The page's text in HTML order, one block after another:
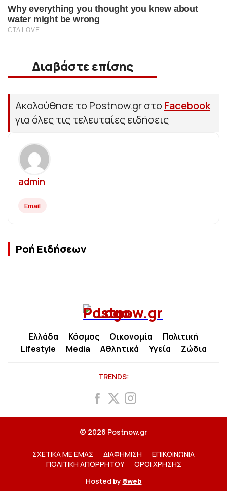
Διαβάστε επίσης
Ακολούθησε το Postnow.gr στο Facebook
για όλες τις τελευταίες ειδήσεις
admin
Email
Ροή Ειδήσεων
Ελλάδα Κόσμος Οικονομία
Πολιτική
Lifestyle
Media Αθλητικά Υγεία Ζώδια
TRENDS:
© 2026 Postnow.gr
ΣΧΕΤΙΚΑ ΜΕ ΕΜΑΣ ΔΙΑΦΗΜΙΣΗ
ΕΠΙΚΟΙΝΩΝΙΑ
ΠΟΛΙΤΙΚΗ ΑΠΟΡΡΗΤΟΥ
ΟΡΟΙ ΧΡΗΣΗΣ
Hosted by 8web